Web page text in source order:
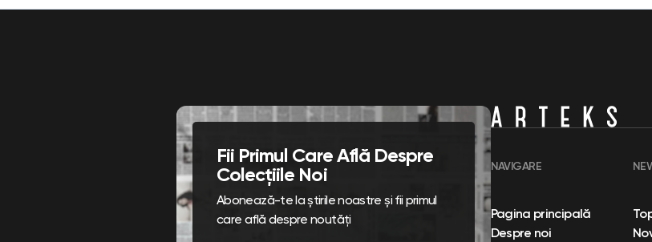
Fii Primul Care Află Despre
Colecțiile Noi
Abonează-te la știrile noastre și fii primul
care află despre noutăți
NAVIGARE
Pagina principală
Despre noi